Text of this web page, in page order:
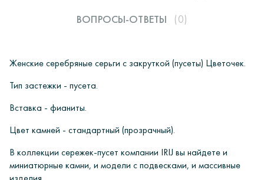
ВОПРОСЫ-ОТВЕТЫ
(0)
Женские серебряные серьги с закруткой (пусеты) Цветочек.
Тип застежки - пусета.
Вставка - фианиты.
Цвет камней - стандартный (прозрачный).
В коллекции сережек-пусет компании IRIJ вы найдете и
миниатюрные камни, и модели с подвесками, и массивные